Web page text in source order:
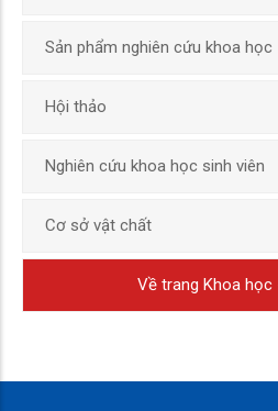
Sản phẩm nghiên cứu khoa học
Hội thảo
Nghiên cứu khoa học sinh viên
Cơ sở vật chất
Về trang Khoa học